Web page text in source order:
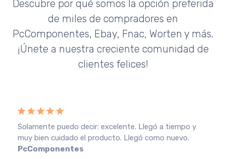
Descubre por qué somos la opción preferida
de miles de compradores en
PcComponentes, Ebay, Fnac, Worten y más.
¡Únete a nuestra creciente comunidad de
clientes felices!
Solamente puedo decir: excelente. Llegó a tiempo y
muy bien cuidado el producto. Llegó como nuevo.
PcComponentes